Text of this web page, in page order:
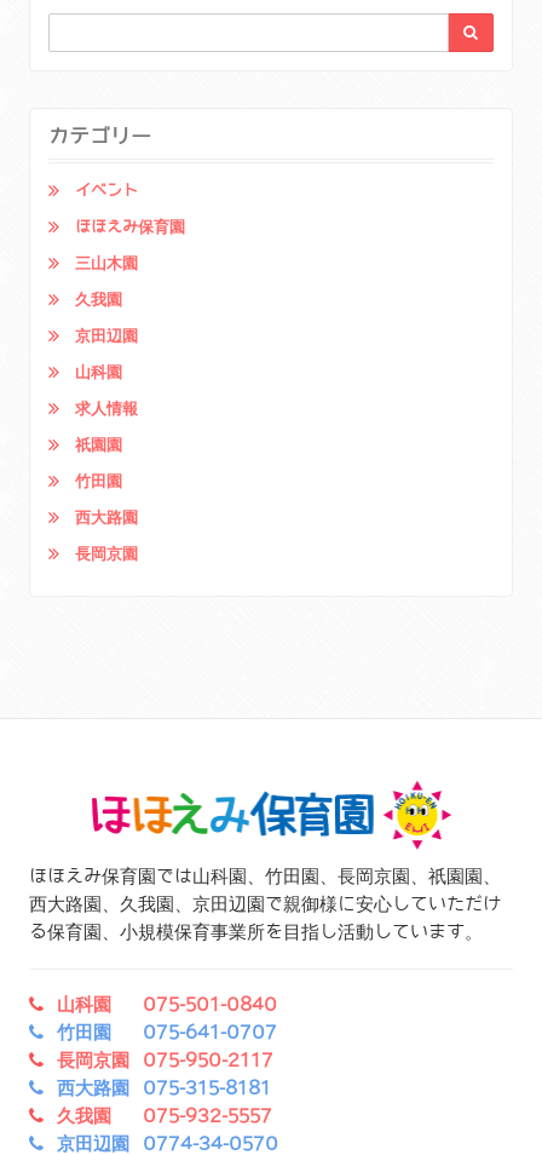
カテゴリー
イベント
ほほえみ保育園
三山木園
久我園
京田辺園
山科園
求人情報
祇園園
竹田園
西大路園
長岡京園
ほほえみ保育園では山科園、竹田園、長岡京園、祇園園、
西大路園、久我園、京田辺園で親御様に安心していただけ
る保育園、小規模保育事業所を目指し活動しています。
山科園 075-501-0840
竹田園 075-641-0707
長岡京園 075-950-2117
西大路園 075-315-8181
久我園 075-932-5557
京田辺園 0774-34-0570